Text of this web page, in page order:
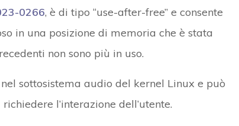
0266, è di tipo “use-after-free” e consente
in una posizione di memoria che è stata
non sono più in uso.
sottosistema audio del kernel Linux e può
l’interazione dell’utente.